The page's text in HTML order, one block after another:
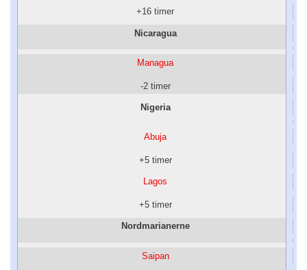
+16 timer
Nicaragua
Managua
-2 timer
Nigeria
Abuja
+5 timer
Lagos
+5 timer
Nordmarianerne
Saipan